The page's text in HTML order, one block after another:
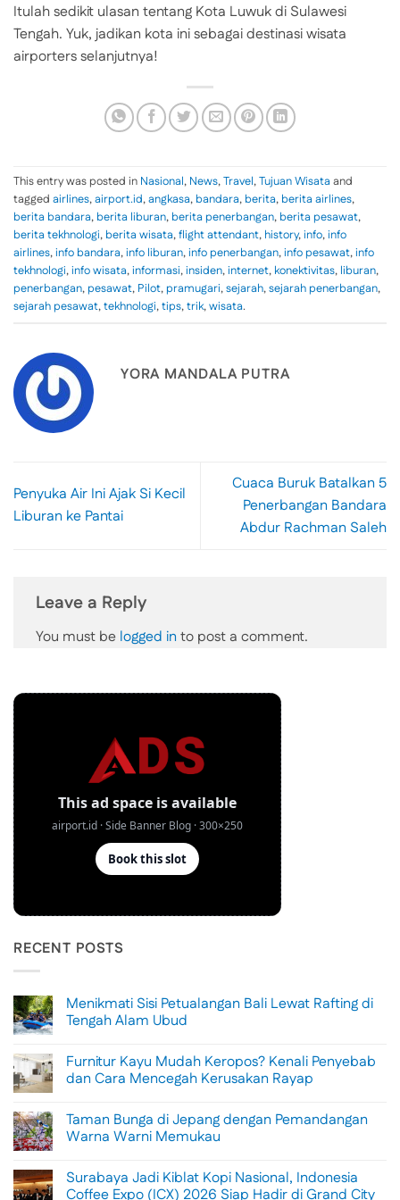
Itulah sedikit ulasan tentang Kota Luwuk di Sulawesi
Tengah. Yuk, jadikan kota ini sebagai destinasi wisata
airporters selanjutnya!
This entry was posted in Nasional, News,Travel,Tujuan Wisataand
tagged airlines,airport.id,angkasa, bandara, berita, berita airlines,
berita bandara, berita liburan, berita penerbangan, berita pesawat,
berita tekhnologi, berita wisata,flight attendant, history,info,info
airlines,info bandara,info liburan,info penerbangan,info pesawat,info
tekhnologi,info wisata,informasi,insiden,internet, konektivitas, liburan,
penerbangan,pesawat, Pilot,pramugari,sejarah,sejarah penerbangan,
sejarah pesawat,tekhnologi,tips,trik,wisata.
YORA MANDALA PUTRA
Penyuka Air Ini Ajak Si Kecil
Liburan ke Pantai
Cuaca Buruk Batalkan 5
Penerbangan Bandara
Abdur Rachman Saleh
Leave a Reply
You must be logged in to post a comment.
RECENT POSTS
Menikmati Sisi Petualangan Bali Lewat Rafting di
Tengah Alam Ubud
on
Menikmati
Sisi
Lewat
Rafting
di
Ubud
Furnitur Kayu Mudah Keropos? Kenali Penyebab
dan Cara Mencegah Kerusakan Rayap
on
Furnitur
Kayu
Kenali
Penyebab
Taman Bunga di Jepang dengan Pemandangan
Warna Warni Memukau
on
Taman
Surabaya Jadi Kiblat Kopi Nasional, Indonesia
Coffee Expo (ICX) 2026 Siap Hadir di Grand City